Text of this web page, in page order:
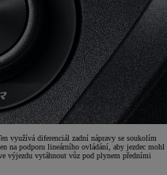
využívá diferenciál zadní nápravy se soukolím
na podporu lineárního ovládání, aby jezdec mohl
výjezdu vytáhnout vůz pod plynem předními